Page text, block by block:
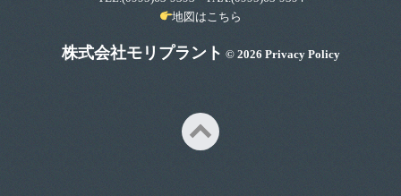
地図はこちら
株式会社モリプラント © 2026 Privacy Policy